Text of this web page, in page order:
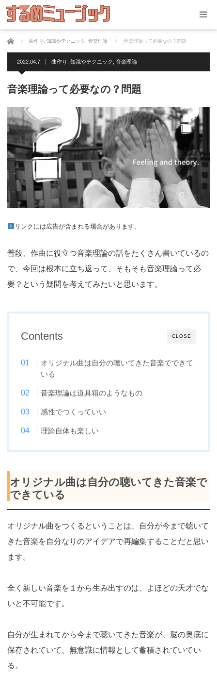
ホーム 曲作り 知識やテクニック 音楽理論 音楽理論って必要なの？問題
2022.04.7 曲作り 知識やテクニック 音楽理論
音楽理論って必要なの？問題
リンクには広告が含まれる場合があります。
普段、作曲に役立つ音楽理論の話をたくさん書いているの
で、今回は根本に立ち返って、そもそも音楽理論って必
要？という疑問を考えてみたいと思います。
CLOSE
Contents
オリジナル曲は自分の聴いてきた音楽でできて
いる
音楽理論は道具箱のようなもの
感性でつくっていい
理論自体も楽しい
オリジナル曲は自分の聴いてきた音楽で
できている
オリジナル曲をつくるということは、自分が今まで聴いて
きた音楽を自分なりのアイデアで再編集することだと思い
ます。
全く新しい音楽を１から生み出すのは、よほどの天才でな
いと不可能です。
自分が生まれてから今まで聴いてきた音楽が、脳の奥底に
保存されていて、無意識に情報として蓄積されていてい
る。